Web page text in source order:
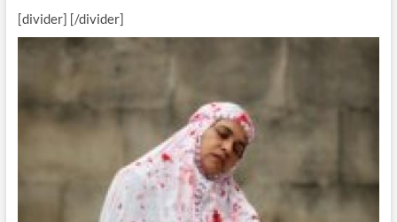
[divider] [/divider]